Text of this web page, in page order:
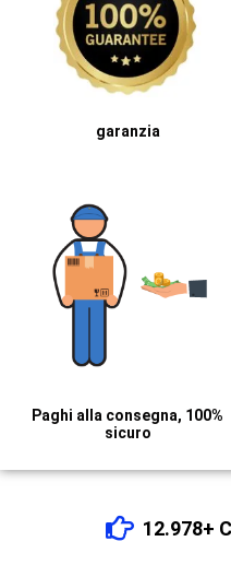
garanzia
Paghi alla consegna, 100%
sicuro
12.978+